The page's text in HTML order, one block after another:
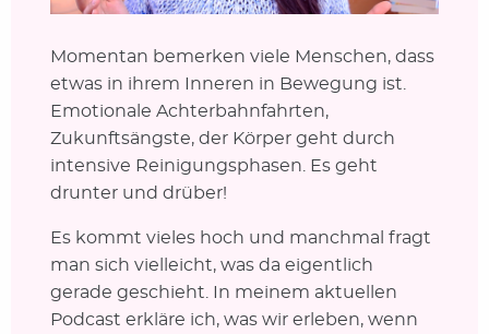
Momentan bemerken viele Menschen, dass
etwas in ihrem Inneren in Bewegung ist.
Emotionale Achterbahnfahrten,
Zukunftsängste, der Körper geht durch
intensive Reinigungsphasen. Es geht
drunter und drüber!
Es kommt vieles hoch und manchmal fragt
man sich vielleicht, was da eigentlich
gerade geschieht. In meinem aktuellen
Podcast erkläre ich, was wir erleben, wenn